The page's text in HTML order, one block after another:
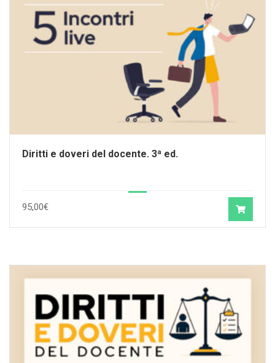
Diritti e doveri del docente. 3ª ed.
95,00€